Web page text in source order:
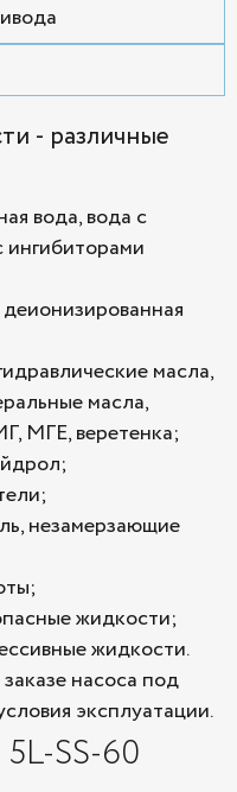
- различные
вода, вода с
ингибиторами
масла,
масла,
МГЕ, веретенка;
незамерзающие
жидкости;
жидкости.
насоса под
эксплуатации.
SS-60